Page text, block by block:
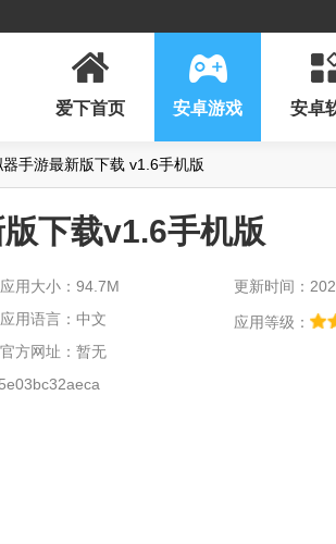
爱下首页 安卓游戏 安卓
手游最新版下载 v1.6手机版
下载v1.6手机版
应用大小：94.7M
更新时间：
应用语言：中文
应用等级：
官方网址：暂无